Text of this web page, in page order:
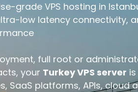
grade VPS hosting in
low latency connectivity,
full root or
your Turkey VPS server
SaaS platforms, APIs, cloud